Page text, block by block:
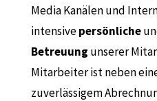
Media Kanälen und
intensivepersönliche
Betreuung unserer
Mitarbeiter ist neben
zuverlässigem